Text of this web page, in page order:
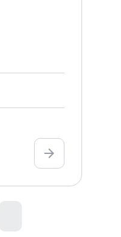
arrow_forward